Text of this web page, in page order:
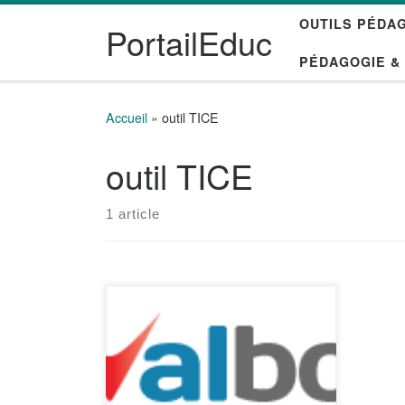
PortailEduc OUTILS
PÉDAGOGIE &
Accueil » outil TICE
outil TICE
1 article
EVALBOX est une plateforme
d’évaluation qui gère des tests
QCM en ligne et sur papier. C’est
un outil professionnel, facile à
utiliser, avec un mécanisme de